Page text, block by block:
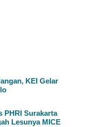
KEI Gelar
PHRI Surakarta
Lesunya MICE